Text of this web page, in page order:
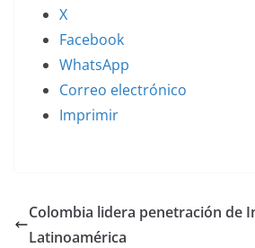
X
Facebook
WhatsApp
Correo electrónico
Imprimir
Colombia lidera penetración de
Latinoamérica